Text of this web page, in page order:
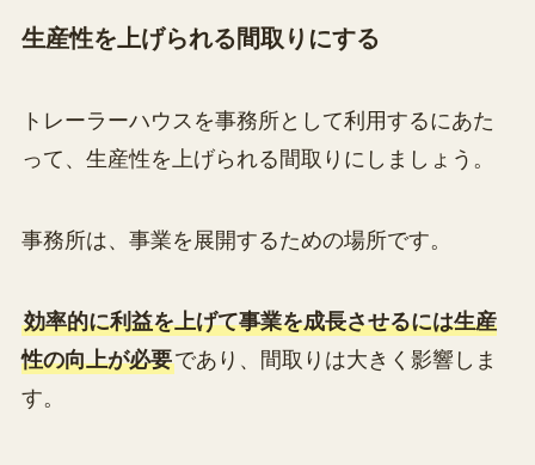
生産性を上げられる間取りにする
トレーラーハウスを事務所として利用するにあた
って、生産性を上げられる間取りにしましょう。
事務所は、事業を展開するための場所です。
効率的に利益を上げて事業を成長させるには生産
性の向上が必要であり、間取りは大きく影響しま
す。